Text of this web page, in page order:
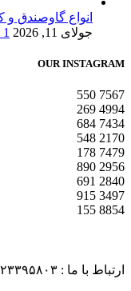
انواع گاوصندق و
جولای 11, 2026
1 نظر
OUR INSTAGRAM
7567
550
4994
269
7434
684
2170
548
7479
178
2956
890
2840
691
3497
915
8854
155
ارتباط با ما : ۰۹۱۲۳۳۹۵۸۰۳-۰۹۱۲۸۴۸۲۹۸۵